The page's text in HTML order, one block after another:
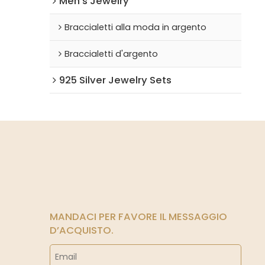
Braccialetti alla moda in argento
Braccialetti d'argento
925 Silver Jewelry Sets
MANDACI PER FAVORE IL MESSAGGIO
D’ACQUISTO.